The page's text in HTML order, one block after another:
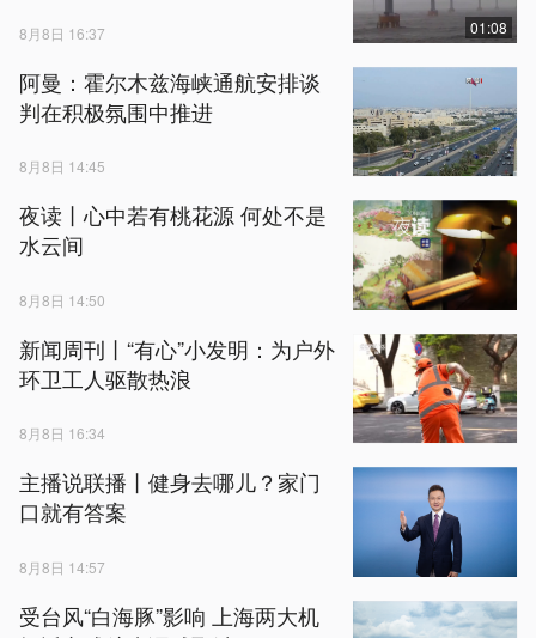
8月8日 16:37 01:08
阿曼：霍尔木兹海峡通航安排谈
判在积极氛围中推进
8月8日 14:45
夜读丨心中若有桃花源 何处不是
水云间
8月8日 14:50
新闻周刊丨“有心”小发明：为户外
环卫工人驱散热浪
8月8日 16:34
主播说联播丨健身去哪儿？家门
口就有答案
8月8日 14:57
受台风“白海豚”影响 上海两大机